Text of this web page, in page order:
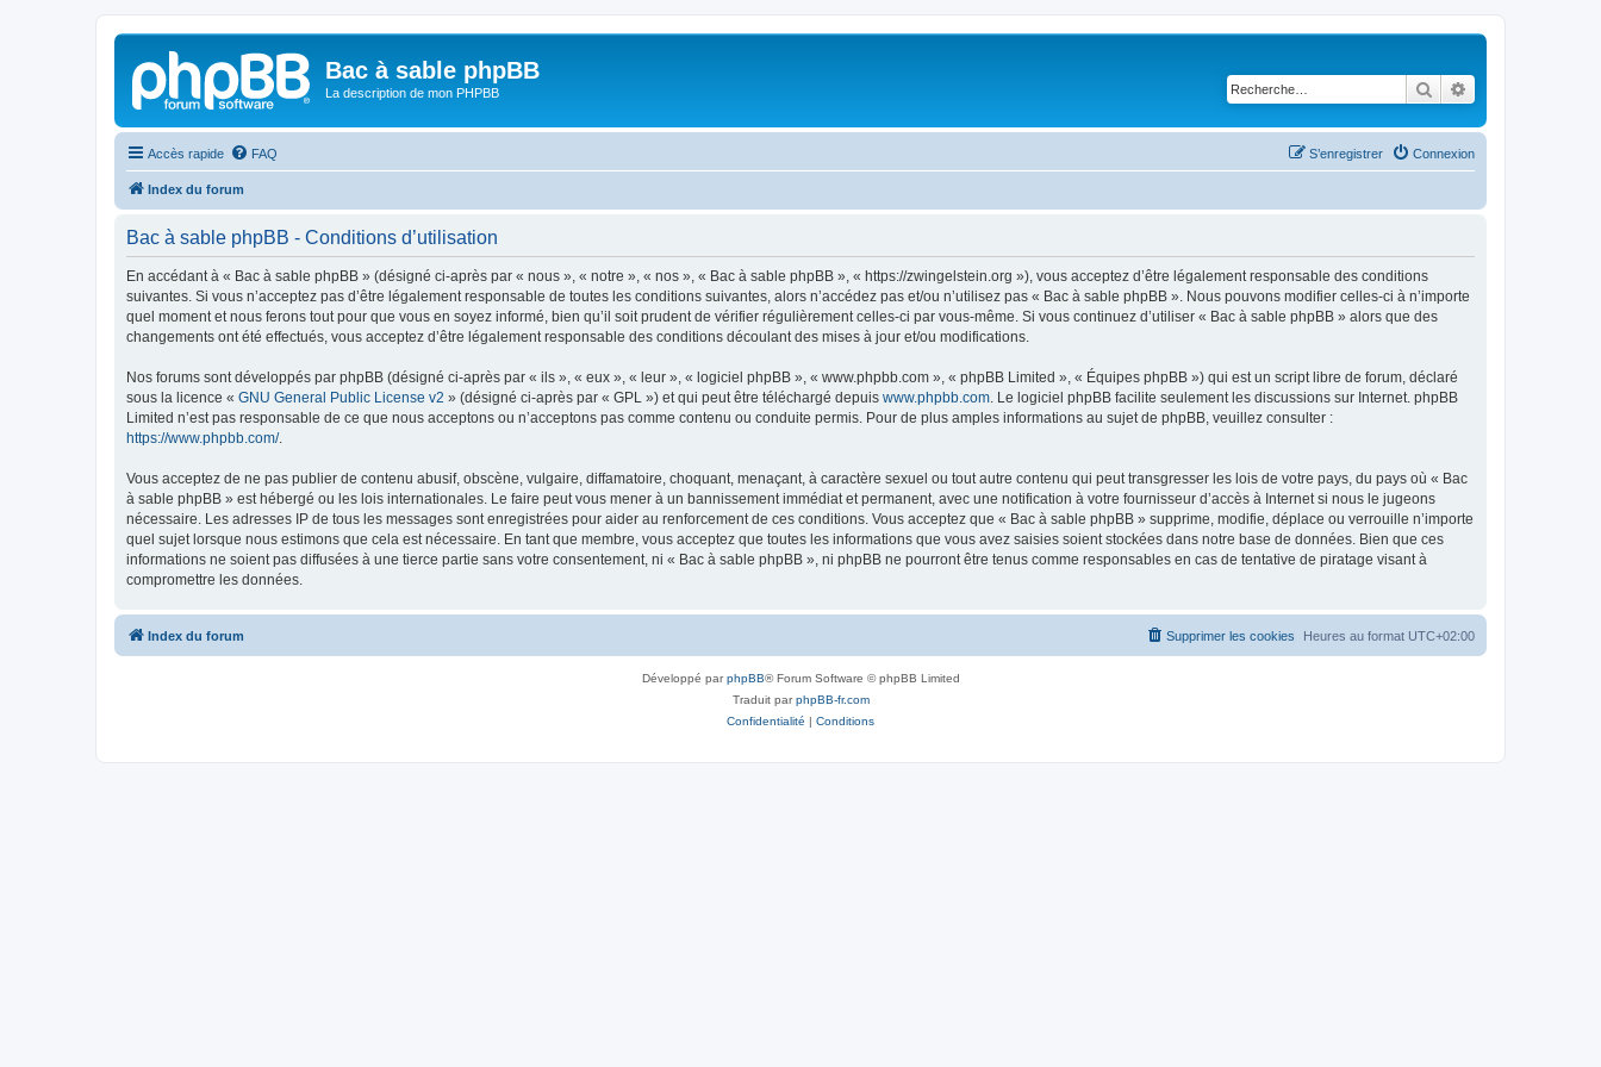
Bac à sable phpBB
La description de mon PHPBB Rechercher
Accès rapide FAQ Connexion
S’enregistrer
Index du forum
Bac à sable phpBB - Conditions d’utilisation
En accédant à « Bac à sable phpBB » (désigné ci-après par « nous », « notre », « nos », « Bac à sable phpBB », « https://zwingelstein.org »), vous acceptez d’être légalement responsable des conditions
suivantes. Si vous n’acceptez pas d’être légalement responsable de toutes les conditions suivantes, alors n’accédez pas et/ou n’utilisez pas « Bac à sable phpBB ». Nous pouvons modifier celles-ci à n’importe
quel moment et nous ferons tout pour que vous en soyez informé, bien qu’il soit prudent de vérifier régulièrement celles-ci par vous-même. Si vous continuez d’utiliser « Bac à sable phpBB » alors que des
changements ont été effectués, vous acceptez d’être légalement responsable des conditions découlant des mises à jour et/ou modifications.
Nos forums sont développés par phpBB (désigné ci-après par « ils », « eux », « leur », « logiciel phpBB », « www.phpbb.com », « phpBB Limited », « Équipes phpBB ») qui est un script libre de forum, déclaré
sous la licence « GNU General Public License v2 » (désigné ci-après par « GPL ») et qui peut être téléchargé depuis www.phpbb.com . Le logiciel phpBB facilite seulement les discussions sur Internet. phpBB
Limited n’est pas responsable de ce que nous acceptons ou n’acceptons pas comme contenu ou conduite permis. Pour de plus amples informations au sujet de phpBB, veuillez consulter :
https://www.phpbb.com/.
Vous acceptez de ne pas publier de contenu abusif, obscène, vulgaire, diffamatoire, choquant, menaçant, à caractère sexuel ou tout autre contenu qui peut transgresser les lois de votre pays, du pays où « Bac
à sable phpBB » est hébergé ou les lois internationales. Le faire peut vous mener à un bannissement immédiat et permanent, avec une notification à votre fournisseur d’accès à Internet si nous le jugeons
nécessaire. Les adresses IP de tous les messages sont enregistrées pour aider au renforcement de ces conditions. Vous acceptez que « Bac à sable phpBB » supprime, modifie, déplace ou verrouille n’importe
quel sujet lorsque nous estimons que cela est nécessaire. En tant que membre, vous acceptez que toutes les informations que vous avez saisies soient stockées dans notre base de données. Bien que ces
informations ne soient pas diffusées à une tierce partie sans votre consentement, ni « Bac à sable phpBB », ni phpBB ne pourront être tenus comme responsables en cas de tentative de piratage visant à
compromettre les données.
Index du forum Heures au format UTC+02:00
Supprimer les cookies
Développé parphpBB® Forum Software © phpBB Limited
Traduit parphpBB-fr.com
Confidentialité | Conditions